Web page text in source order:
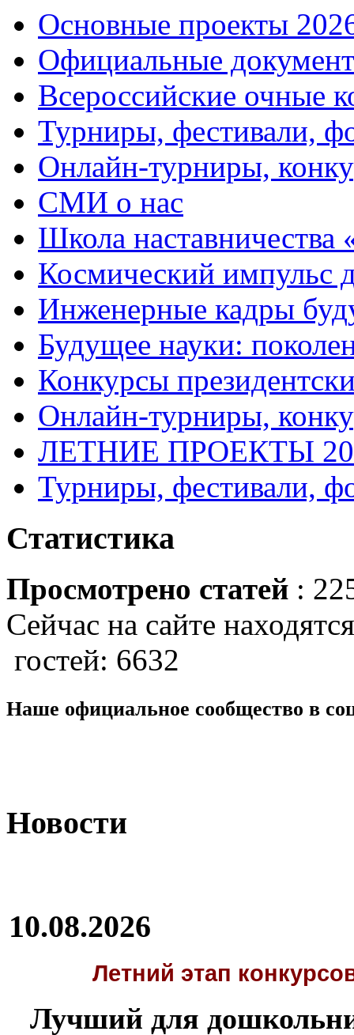
Основные проекты
Официальные
Всероссийские очные
Турниры, фестивали,
Онлайн-турниры,
СМИ о нас
Школа
Космический импульс
Инженерные кадры
Будущее науки:
Конкурсы
Онлайн-турниры,
ЛЕТНИЕ ПРОЕКТЫ
Турниры, фестивали,
Статистика
Просмотрено статей :
Сейчас на сайте
гостей: 6632
Наше официальное сообщество в
Новости
10.08.2026
Летний этап
Лучший для